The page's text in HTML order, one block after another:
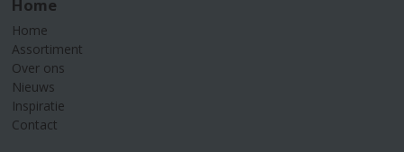
Home
Home
Assortiment
Over ons
Nieuws
Inspiratie
Contact